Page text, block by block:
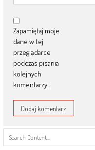
Zapamiętaj moje
dane w tej
przeglądarce
podczas pisania
kolejnych
komentarzy.